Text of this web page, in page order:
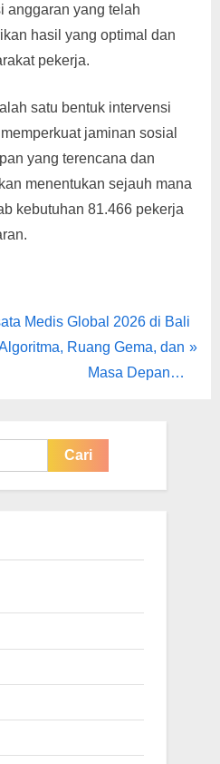
anggaran yang telah
hasil yang optimal dan
pekerja.
satu bentuk intervensi
jaminan sosial
yang terencana dan
menentukan sejauh mana
kebutuhan 81.466 pekerja
Medis Global 2026 di Bali
Ruang Gema, dan
Masa Depan…